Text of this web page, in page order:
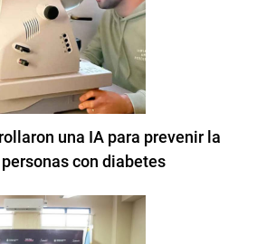
una IA para prevenir la
con diabetes